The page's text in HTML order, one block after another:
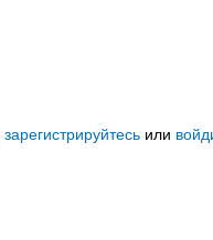
зарегистрируйтесь или